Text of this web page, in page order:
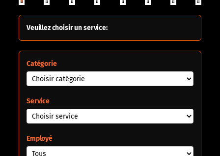
Veuillez choisir un service:
Catégorie
Service
Employé